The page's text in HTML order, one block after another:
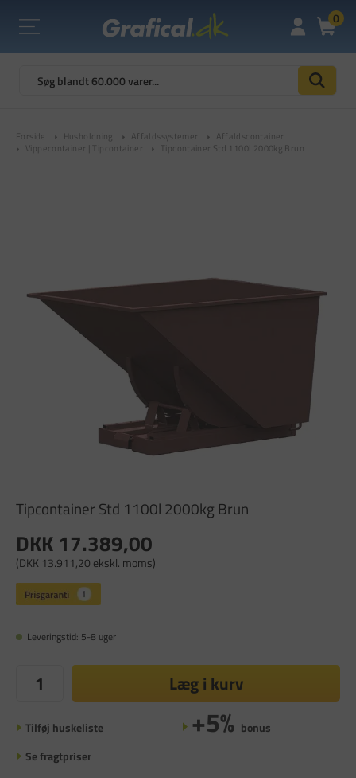
0
Forside Husholdning Affaldssystemer
Affaldscontainer
Vippecontainer | Tipcontainer
Tipcontainer Std 1100l 2000kg Brun
Tipcontainer Std 1100l 2000kg Brun
DKK 17.389,00
(DKK 13.911,20 ekskl. moms)
Leveringstid: 5-8 uger
Læg i kurv
Tilføj huskeliste +5% bonus
Se fragtpriser